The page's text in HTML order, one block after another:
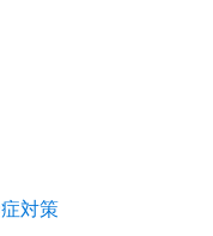
対策